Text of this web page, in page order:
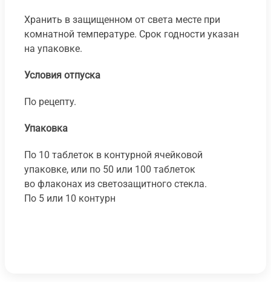
Хранить в защищенном от света месте при
комнатной температуре. Срок годности указан
на упаковке.
Условия отпуска
По рецепту.
Упаковка
По 10 таблеток в контурной ячейковой
упаковке, или по 50 или 100 таблеток
во флаконах из светозащитного стекла.
По 5 или 10 контурн